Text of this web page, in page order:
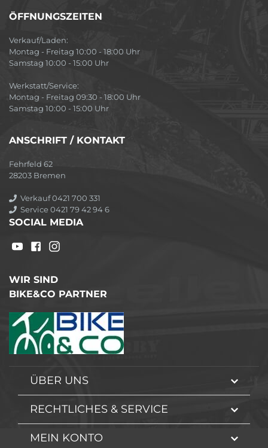
ÖFFNUNGSZEITEN
Verkauf/Laden:
Montag - Freitag 10:00 - 18:00 Uhr
Samstag 10:00 - 15:00 Uhr
Werkstatt/Service:
Montag - Freitag 09:30 - 18:00 Uhr
Samstag 10:00 - 15:00 Uhr
ANSCHRIFT / KONTAKT
Fehrfeld 62
28203 Bremen
Verkauf 0421 700 331
Service 0421 79 42 94 6
SOCIAL MEDIA
WIR SIND
BIKE&CO PARTNER
ÜBER UNS
RECHTLICHES & SERVICE
MEIN KONTO